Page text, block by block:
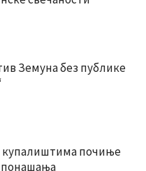
Земуна без публике
купалиштима почиње
понашања